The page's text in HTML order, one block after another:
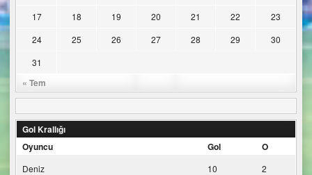
« Tem
17
18 19 20 21 22
23
24
25 26 27 28 29
30
31
Gol Krallığı
Oyuncu
Gol O
Deniz 10 2